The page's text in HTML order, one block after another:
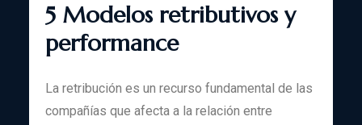
5 Modelos retributivos y
performance
La retribución es un recurso fundamental de las
compañías que afecta a la relación entre